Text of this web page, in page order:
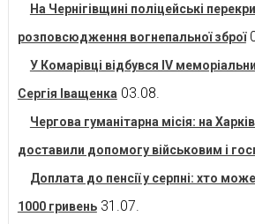
На Чернігівщині поліцейські
розповсюдження вогнепальної зброї
У Комарівці відбувся IV
Сергія Іващенка 03.08.
Чергова гуманітарна місія: на
доставили допомогу військовим і
Доплата до пенсії у серпні: хто
1000 гривень 31.07.